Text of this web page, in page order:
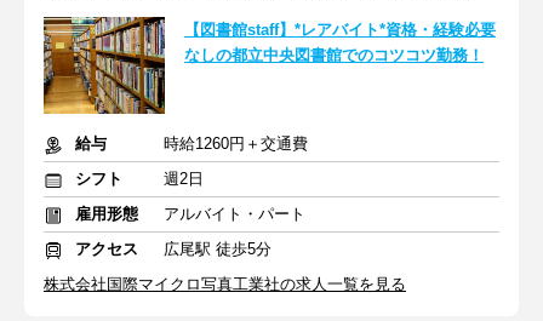
【図書館staff】*レアバイト*資格・経験必要
なしの都立中央図書館でのコツコツ勤務！
給与
時給1260円＋交通費
シフト
週2日
雇用形態
アルバイト・パート
アクセス
広尾駅 徒歩5分
株式会社国際マイクロ写真工業社の求人一覧を見る